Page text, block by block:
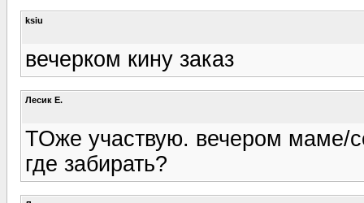
ksiu
вечерком кину заказ
Лесик Е.
ТОже участвую. вечером маме/
где забирать?